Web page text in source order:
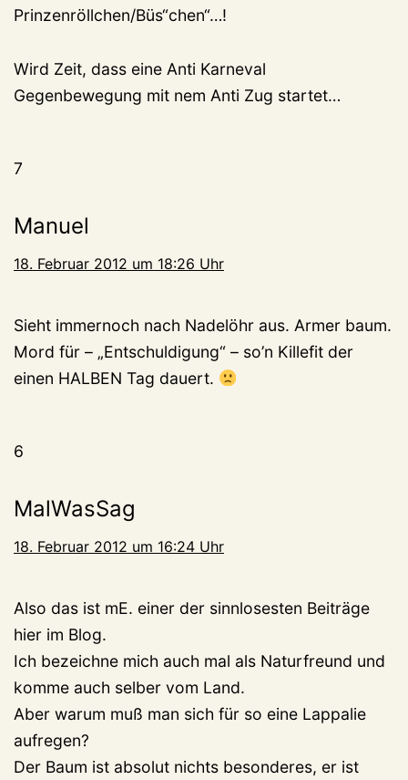
Prinzenröllchen/Büs“chen“…!
Wird Zeit, dass eine Anti Karneval
Gegenbewegung mit nem Anti Zug startet…
7
Manuel
18. Februar 2012 um 18:26 Uhr
Sieht immernoch nach Nadelöhr aus. Armer baum.
Mord für – „Entschuldigung“ – so’n Killefit der
einen HALBEN Tag dauert.
6
MalWasSag
18. Februar 2012 um 16:24 Uhr
Also das ist mE. einer der sinnlosesten Beiträge
hier im Blog.
Ich bezeichne mich auch mal als Naturfreund und
komme auch selber vom Land.
Aber warum muß man sich für so eine Lappalie
aufregen?
Der Baum ist absolut nichts besonderes, er ist